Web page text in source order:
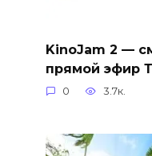
KinoJam 2 —
прямой эфир
0 3.7к.